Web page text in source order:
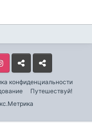
конфиденциальности
Путешествуй!
LivejournalOdnoklassniki